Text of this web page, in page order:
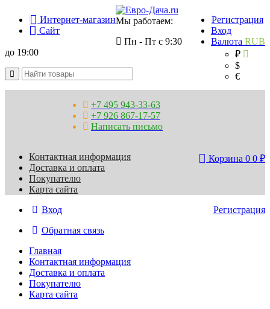
Интернет-магазин
Сайт
Регистрация
Вход
Валюта RUB
₽
$
€
Мы работаем:
Пн - Пт с 9:30
до 19:00
+7 495 943-33-63
+7 926 867-17-57
Написать письмо
Корзина 0 0 ₽
Контактная информация
Доставка и оплата
Покупателю
Карта сайта
Регистрация
Вход
Обратная связь
Главная
Контактная информация
Доставка и оплата
Покупателю
Карта сайта